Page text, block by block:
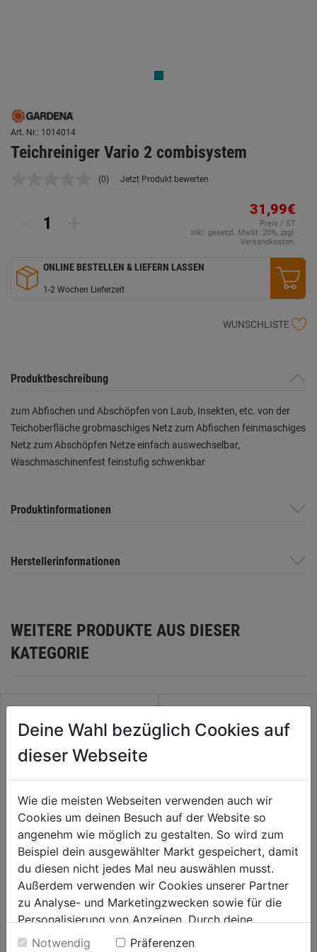
Art. Nr.: 1014014
Teichreiniger Vario 2 combisystem
Kein
(0) Jetzt Produkt bewerten
31,99€
Preis / ST
inkl. gesetzl. MwSt. 20%, zzgl.
Versandkosten.
ONLINE BESTELLEN & LIEFERN LASSEN
1-2 Wochen Lieferzeit
WUNSCHLISTE
Produktbeschreibung
zum Abfischen und Abschöpfen von Laub, Insekten, etc. von der
Teichoberfläche grobmaschiges Netz zum Abfischen feinmaschiges
Netz zum Abschöpfen Netze einfach auswechselbar,
Waschmaschinenfest feinstufig schwenkbar
Produktinformationen
Herstellerinformationen
WEITERE PRODUKTE AUS DIESER
KATEGORIE
Fächerbesen Kunststoff XXL
vario combisystem
0.0 (0)
0.0
von
35,59€
Schneidrechen 35cm
combisystem
0.0 (0)
0.0
von
5
38,59€
Deine Wahl bezüglich Cookies auf
dieser Webseite
Wie die meisten Webseiten verwenden auch wir
Cookies um deinen Besuch auf der Website so
angenehm wie möglich zu gestalten. So wird zum
Beispiel dein ausgewählter Markt gespeichert, damit
du diesen nicht jedes Mal neu auswählen musst.
Außerdem verwenden wir Cookies unserer Partner
zu Analyse- und Marketingzwecken sowie für die
Personalisierung von Anzeigen. Durch deine
Einwilligung werden die Daten von Drittanbieter,
Notwendig
Präferenzen